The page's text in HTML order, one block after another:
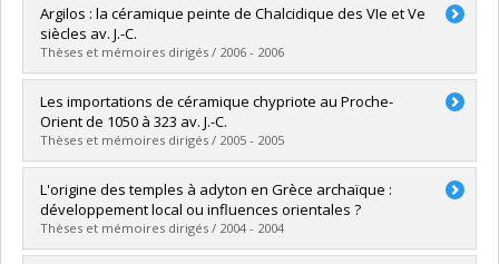
Graduate :Lavallée, Marie-Josée
Cycle : Master's
Grade :M.A.
Lien vers le document dans Papyrus
Argilos : la céramique peinte de Chalcidique des VIe et Ve
siècles av. J.-C.
Thèses et mémoires dirigés / 2006 - 2006
Graduate :Perron, Martin
Cycle :Master's
Grade :M.A.
Lien vers le document dans Papyrus
Les importations de céramique chypriote au Proche-
Orient de 1050 à 323 av. J.-C.
Thèses et mémoires dirigés / 2005 - 2005
Graduate :Zorzin, Nicolas
Cycle :Master's
Grade :M. Sc.
Lien vers le document dans Papyrus
L'origine des temples à adyton en Grèce archaïque :
développement local ou influences orientales ?
Thèses et mémoires dirigés / 2004 - 2004